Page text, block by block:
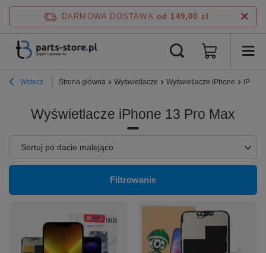
DARMOWA DOSTAWA od 149,00 zł
Wstecz Strona główna Wyświetlacze Wyświetlacze iPhone
Wyświetlacze iPhone 13 Pro Max
Zmień sortowanie
Sortuj po dacie malejąco
Filtrowanie